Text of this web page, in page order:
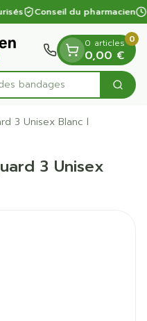
Conseil du pharmacien
bandages
0 articles
0,00 €
0
3 Unisex Blanc l
3 Unisex